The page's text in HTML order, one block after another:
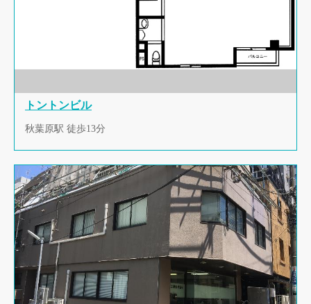
トントンビル
秋葉原駅 徒歩13分